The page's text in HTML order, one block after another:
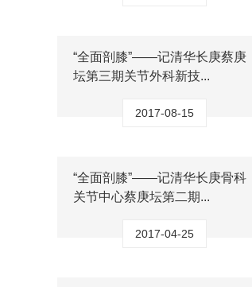
“全面剖膝”——记清华长庚蔡庚
坛第三期关节外科新技...
2017-08-15
“全面剖膝”——记清华长庚骨科
关节中心蔡庚坛第二期...
2017-04-25